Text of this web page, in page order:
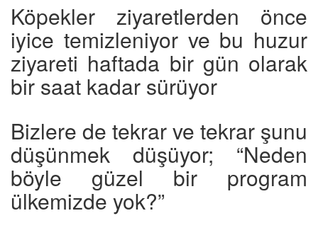
Köpekler ziyaretlerden önce
iyice temizleniyor ve bu huzur
ziyareti haftada bir gün olarak
bir saat kadar sürüyor
Bizlere de tekrar ve tekrar şunu
düşünmek düşüyor; “Neden
böyle güzel bir program
ülkemizde yok?”